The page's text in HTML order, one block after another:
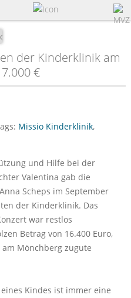
der Kinderklinik am
€
Missio Kinderklinik,
und Hilfe bei der
Valentina gab die
Scheps im September
der Kinderklinik. Das
war restlos
Betrag von 16.400 Euro,
Mönchberg zugute
Kindes ist immer eine